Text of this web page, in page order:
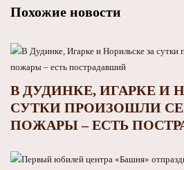
Похожие новости
В ДУДИНКЕ, ИГАРКЕ И
СУТКИ ПРОИЗОШЛИ
ПОЖАРЫ – ЕСТЬ